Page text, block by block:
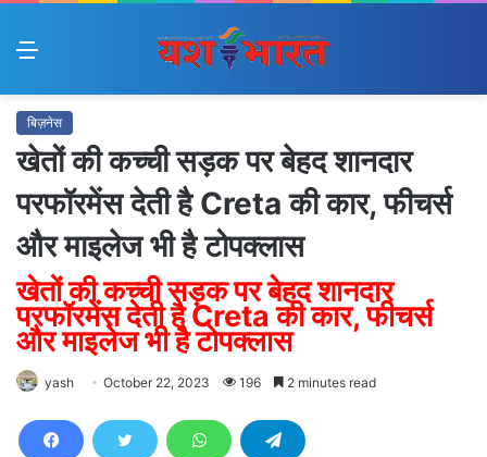
Menu
बिज़नेस
खेतों की कच्ची सड़क पर बेहद शानदार
परफॉरमेंस देती है Creta की कार, फीचर्स
और माइलेज भी है टोपक्लास
खेतों की कच्ची सड़क पर बेहद शानदार
परफॉरमेंस देती है Creta की कार, फीचर्स
और माइलेज भी है टोपक्लास
yash October 22, 2023 196 2 minutes read